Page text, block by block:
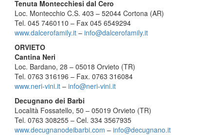
Tenuta Montecchiesi dal Cero
Loc. Montecchio C.S. 403 – 52044 Cortona (AR)
Tel. 045 7460110 – Fax 045 6549294
www.dalcerofamily.it – info@dalcerofamily.it
ORVIETO
Cantina Neri
Loc. Bardano, 28 – 05018 Orvieto (TR)
Tel. 0763 316196 – Fax. 0763 316084
www.neri-vini.it – info@neri-vini.it
Decugnano dei Barbi
Località Fossatello, 50 – 05019 Orvieto (TR)
Tel. 0763 308255 – Cel. 334 3567935
www.decugnanodeibarbi.com – info@decugnano.it